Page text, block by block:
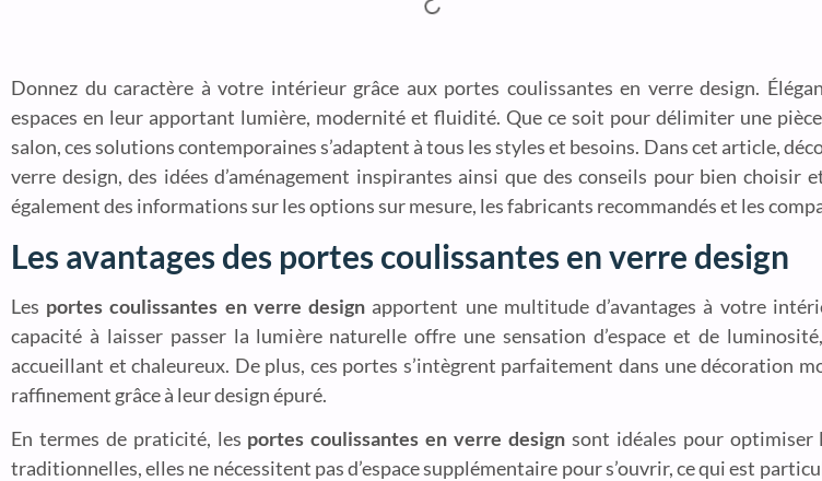
Donnez du caractère à votre intérieur grâce aux portes coulissantes en verre design.
espaces en leur apportant lumière, modernité et fluidité. Que ce soit pour délimiter une
salon, ces solutions contemporaines s’adaptent à tous les styles et besoins. Dans cet article,
verre design, des idées d’aménagement inspirantes ainsi que des conseils pour bien
également des informations sur les options sur mesure, les fabricants recommandés et les
Les avantages des portes coulissantes en verre design
Les portes coulissantes en verre design apportent une multitude d’avantages à votre
capacité à laisser passer la lumière naturelle offre une sensation d’espace et de
accueillant et chaleureux. De plus, ces portes s’intègrent parfaitement dans une décoration
raffinement grâce à leur design épuré.
En termes de praticité, les portes coulissantes en verre design sont idéales pour optimiser
traditionnelles, elles ne nécessitent pas d’espace supplémentaire pour s’ouvrir, ce qui est